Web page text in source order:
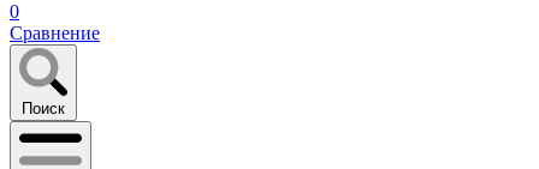
0
Сравнение
Поиск